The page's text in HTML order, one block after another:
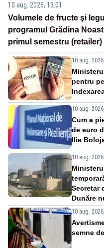
10 aug. 2026, 13:01
Volumele de fructe şi
programul Grădina
primul semestru (retailer)
10 aug.
pentru
10 aug.
Cum a
de euro
Ilie
10 aug.
Secretar
Dunăre
10 aug.
semne